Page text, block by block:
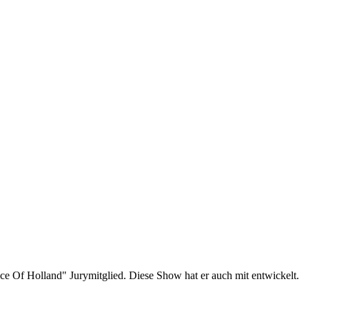
Of Holland" Jurymitglied. Diese Show hat er auch mit entwickelt.